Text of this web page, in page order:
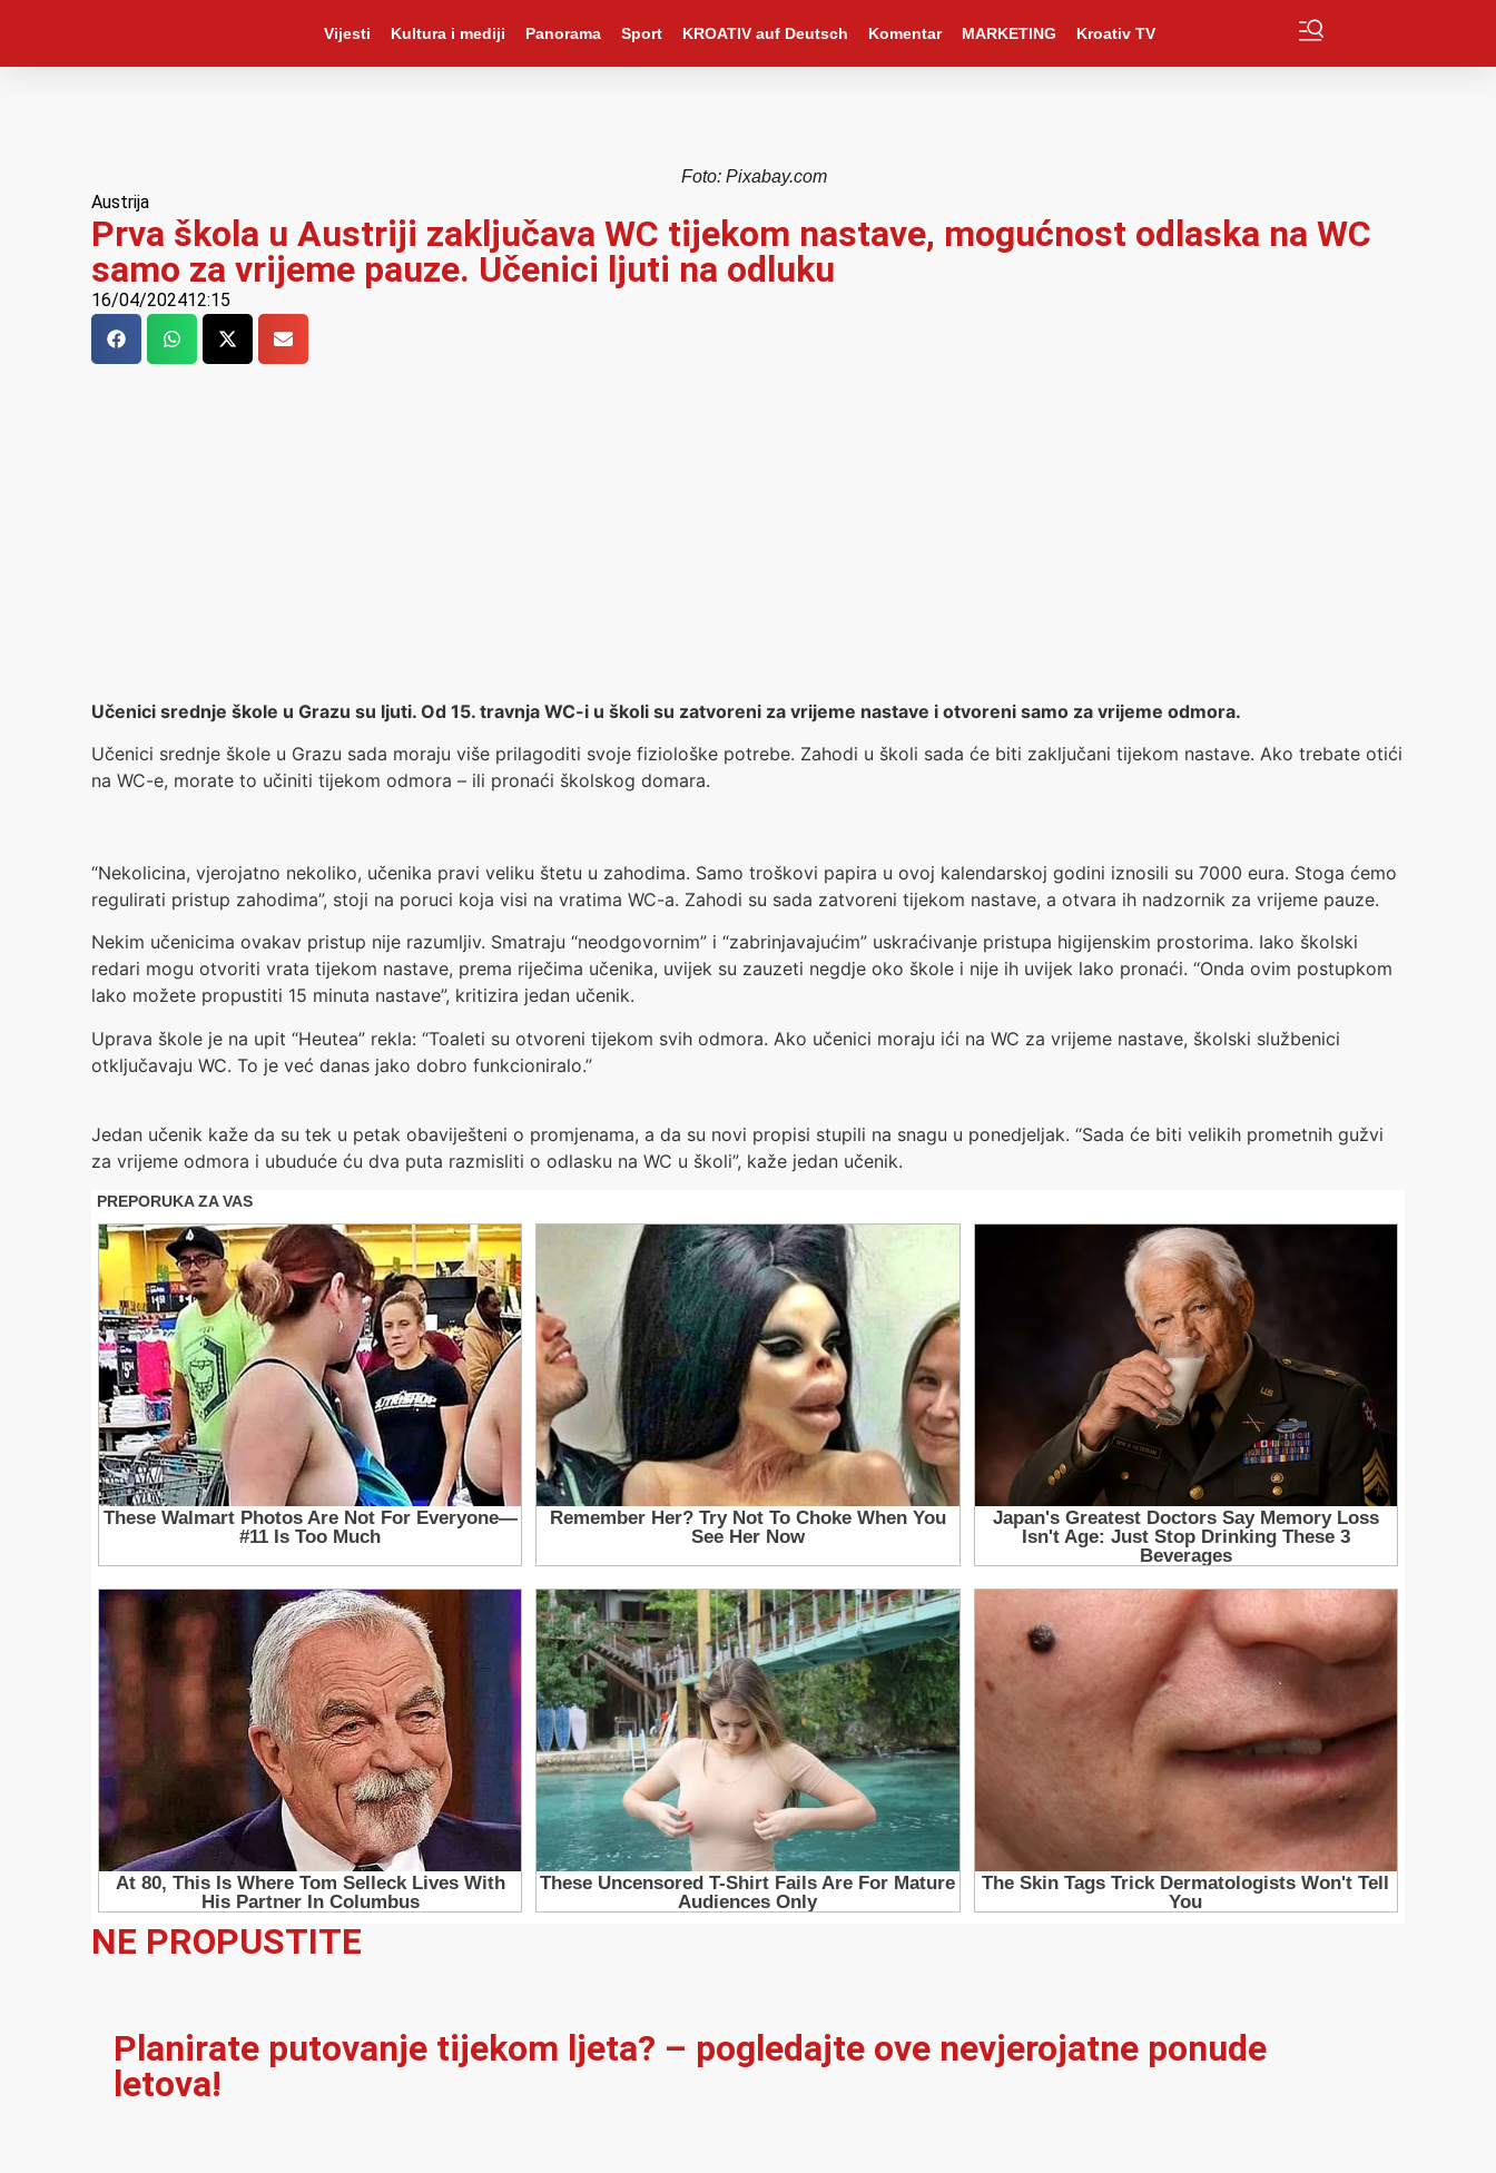
Vijesti Kultura i mediji Panorama Sport KROATIV auf Deutsch Komentar MARKETING Kroativ TV
Foto: Pixabay.com
Austrija
Prva škola u Austriji zaključava WC tijekom nastave, mogućnost odlaska na WC
samo za vrijeme pauze. Učenici ljuti na odluku
16/04/202412:15
Učenici srednje škole u Grazu su ljuti. Od 15. travnja WC-i u školi su zatvoreni za vrijeme nastave i otvoreni samo za vrijeme odmora.
Učenici srednje škole u Grazu sada moraju više prilagoditi svoje fiziološke potrebe. Zahodi u školi sada će biti zaključani tijekom nastave. Ako trebate otići
na WC-e, morate to učiniti tijekom odmora – ili pronaći školskog domara.
“Nekolicina, vjerojatno nekoliko, učenika pravi veliku štetu u zahodima. Samo troškovi papira u ovoj kalendarskoj godini iznosili su 7000 eura. Stoga ćemo
regulirati pristup zahodima”, stoji na poruci koja visi na vratima WC-a. Zahodi su sada zatvoreni tijekom nastave, a otvara ih nadzornik za vrijeme pauze.
Nekim učenicima ovakav pristup nije razumljiv. Smatraju “neodgovornim” i “zabrinjavajućim” uskraćivanje pristupa higijenskim prostorima. Iako školski
redari mogu otvoriti vrata tijekom nastave, prema riječima učenika, uvijek su zauzeti negdje oko škole i nije ih uvijek lako pronaći. “Onda ovim postupkom
lako možete propustiti 15 minuta nastave”, kritizira jedan učenik.
Uprava škole je na upit “Heutea” rekla: “Toaleti su otvoreni tijekom svih odmora. Ako učenici moraju ići na WC za vrijeme nastave, školski službenici
otključavaju WC. To je već danas jako dobro funkcioniralo.”
Jedan učenik kaže da su tek u petak obaviješteni o promjenama, a da su novi propisi stupili na snagu u ponedjeljak. “Sada će biti velikih prometnih gužvi
za vrijeme odmora i ubuduće ću dva puta razmisliti o odlasku na WC u školi”, kaže jedan učenik.
NE PROPUSTITE
Planirate putovanje tijekom ljeta? – pogledajte ove nevjerojatne ponude
letova!